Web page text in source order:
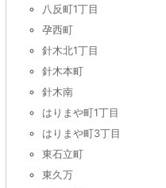
八反町1丁目
孕西町
針木北1丁目
針木本町
針木南
はりまや町1丁目
はりまや町3丁目
東石立町
東久万